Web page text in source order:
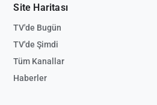
Site Haritası
TV'de Bugün
TV'de Şimdi
Tüm Kanallar
Haberler